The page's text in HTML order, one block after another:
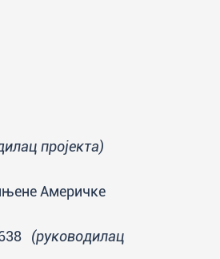
пројекта)
Америчке
(руководилац